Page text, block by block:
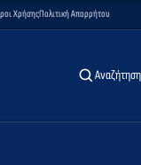
ΧρήσηςΠολιτική Απορρήτου
Αναζήτηση